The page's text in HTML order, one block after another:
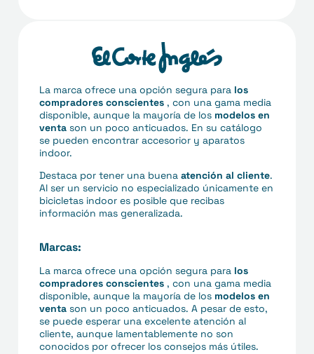
La marca ofrece una opción segura para los
compradores conscientes , con una gama media
disponible, aunque la mayoría de los modelos en
venta son un poco anticuados. En su catálogo
se pueden encontrar accesorior y aparatos
indoor.
Destaca por tener una buena atención al cliente.
Al ser un servicio no especializado únicamente en
bicicletas indoor es posible que recibas
información mas generalizada.
Marcas:
La marca ofrece una opción segura para los
compradores conscientes , con una gama media
disponible, aunque la mayoría de los modelos en
venta son un poco anticuados. A pesar de esto,
se puede esperar una excelente atención al
cliente, aunque lamentablemente no son
conocidos por ofrecer los consejos más útiles.